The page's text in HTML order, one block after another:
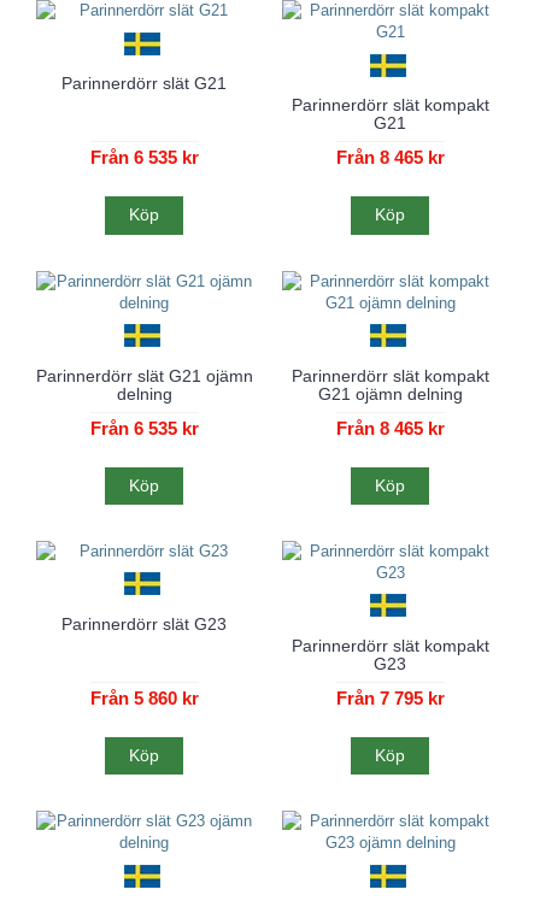
Parinnerdörr slät G21
Från 6 535 kr
Köp
Parinnerdörr slät kompakt
G21
Från 8 465 kr
Köp
Parinnerdörr slät G21 ojämn
delning
Från 6 535 kr
Köp
Parinnerdörr slät kompakt
G21 ojämn delning
Från 8 465 kr
Köp
Parinnerdörr slät G23
Från 5 860 kr
Köp
Parinnerdörr slät kompakt
G23
Från 7 795 kr
Köp